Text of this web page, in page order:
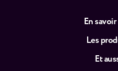
En
Les
Et